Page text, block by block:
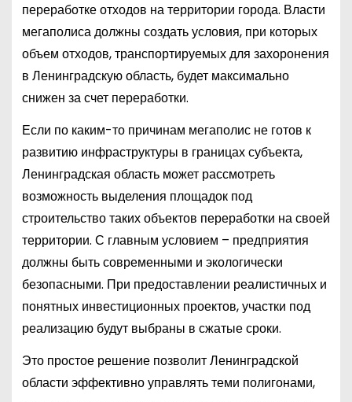
переработке отходов на территории города. Власти
мегаполиса должны создать условия, при которых
объем отходов, транспортируемых для захоронения
в Ленинградскую область, будет максимально
снижен за счет переработки.
Если по каким-то причинам мегаполис не готов к
развитию инфраструктуры в границах субъекта,
Ленинградская область может рассмотреть
возможность выделения площадок под
строительство таких объектов переработки на своей
территории. С главным условием – предприятия
должны быть современными и экологически
безопасными. При предоставлении реалистичных и
понятных инвестиционных проектов, участки под
реализацию будут выбраны в сжатые сроки.
Это простое решение позволит Ленинградской
области эффективно управлять теми полигонами,